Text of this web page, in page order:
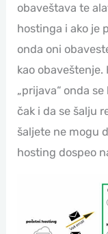
obaveštava te
hostinga i ako je
onda oni
kao obaveštenje.
„prijava“ onda
čak i da se šalju
šaljete ne mogu
hosting dospeo